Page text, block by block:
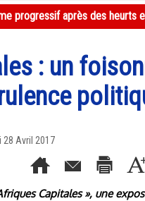
progressif après des heurts
: un
28 Avril 2017
Capitales », une